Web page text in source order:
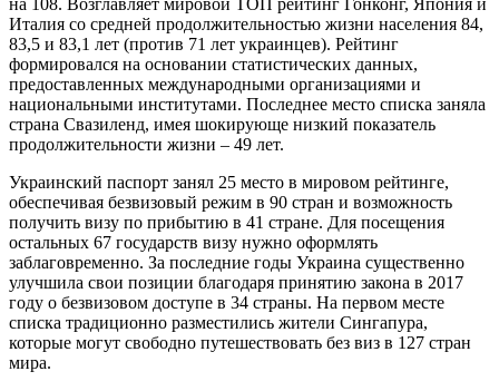
на 108. Возглавляет мировой ТОП рейтинг Гонконг, Япония и
Италия со средней продолжительностью жизни населения 84,
83,5 и 83,1 лет (против 71 лет украинцев). Рейтинг
формировался на основании статистических данных,
предоставленных международными организациями и
национальными институтами. Последнее место списка заняла
страна Свазиленд, имея шокирующе низкий показатель
продолжительности жизни – 49 лет.
Украинский паспорт занял 25 место в мировом рейтинге,
обеспечивая безвизовый режим в 90 стран и возможность
получить визу по прибытию в 41 стране. Для посещения
остальных 67 государств визу нужно оформлять
заблаговременно. За последние годы Украина существенно
улучшила свои позиции благодаря принятию закона в 2017
году о безвизовом доступе в 34 страны. На первом месте
списка традиционно разместились жители Сингапура,
которые могут свободно путешествовать без виз в 127 стран
мира.